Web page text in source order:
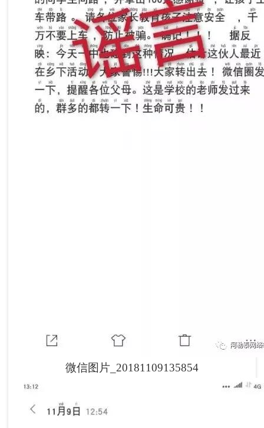
微信图片_20181109135854